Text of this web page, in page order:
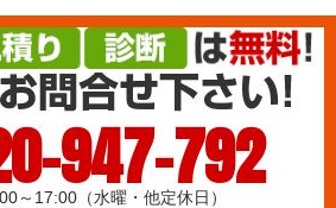
947-792
～17:00（水曜・他定休日）